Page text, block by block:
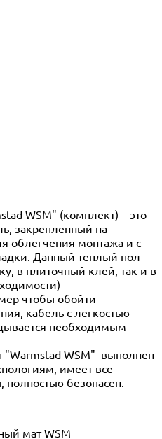
WSM" (комплект) – это
закрепленный на
облегчения монтажа и с
Данный теплый пол
в плиточный клей, так и в
чтобы обойти
кабель с легкостью
необходимым
WSM" выполнен
имеет все
безопасен.
мат WSM